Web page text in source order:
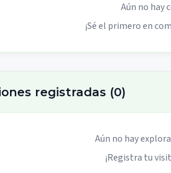
Aún no hay
¡Sé el primero en
registradas (0)
Aún no hay
¡Registra tu